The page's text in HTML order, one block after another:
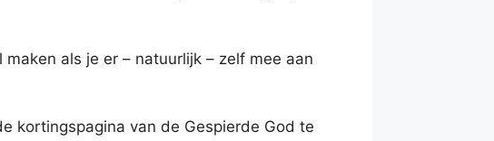
als je er – natuurlijk – zelf mee aan
kortingspagina van de Gespierde God te